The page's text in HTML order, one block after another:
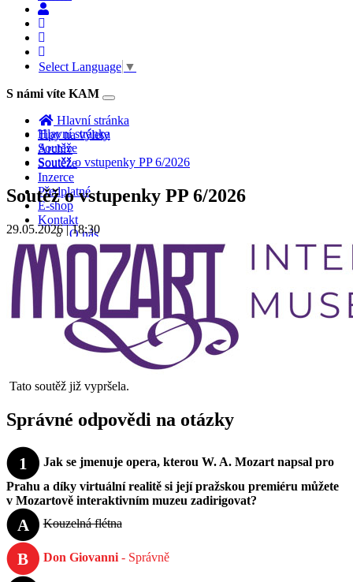
Select Language ▼
S námi víte KAM
Toggle
navigation
Hlavní stránka
Tipy na výlety
Archiv
Soutěže
Inzerce
Předplatné
E-shop
Kontakt
O nás
Kariéra
Hlavní stránka
Soutěže
Soutěž o vstupenky PP 6/2026
Soutěž o vstupenky PP 6/2026
29.05.2026 | 18:30
Tato soutěž již vypršela.
Správné odpovědi na otázky
1
Jak se jmenuje opera, kterou W. A. Mozart napsal pro
Prahu a díky virtuální realitě si její pražskou premiéru můžete
v Mozartově interaktivním muzeu zadirigovat?
A Kouzelná flétna
B Don Giovanni- Správně